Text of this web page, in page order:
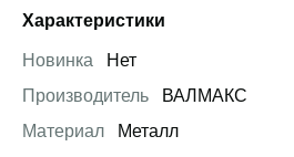
Характеристики
Новинка
Нет
Производитель
ВАЛМАКС
Материал
Металл